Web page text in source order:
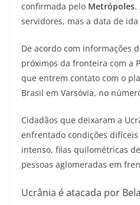
confirmada pelo Metrópoles.
servidores, mas a data de
De acordo com informações
próximos da fronteira com a
que entrem contato com o
Brasil em Varsóvia, no
Cidadãos que deixaram a
enfrentado condições
intenso, filas quilométricas
pessoas aglomeradas em
Ucrânia é atacada por